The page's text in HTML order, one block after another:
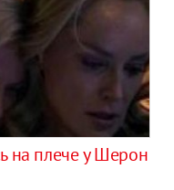
на плече у Шерон